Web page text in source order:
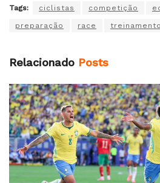
Tags: ciclistas competição
preparação race treinamento
Relacionado Posts